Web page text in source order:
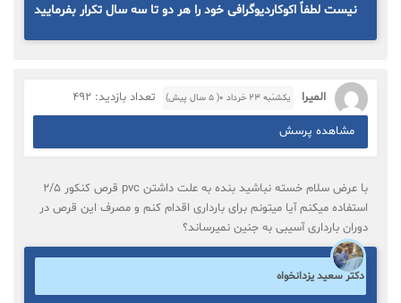
نیست لطفاً اکوکاردیوگرافی خود را هر دو تا سه سال تکرار بفرمایید
المیرا یکشنبه ۲۳ خرداد ۰( 5 سال پیش) تعداد بازدید: 492
مشاهده پرسش
با عرض سلام خسته نباشید بنده به علت داشتن pvc قرص کنکور 2/5
استفاده میکنم آیا میتونم برای بارداری اقدام کنم و مصرف این قرص در
دوران بارداری آسیبی به جنین نمیرساند؟
دکتر سعید یزدانخواه